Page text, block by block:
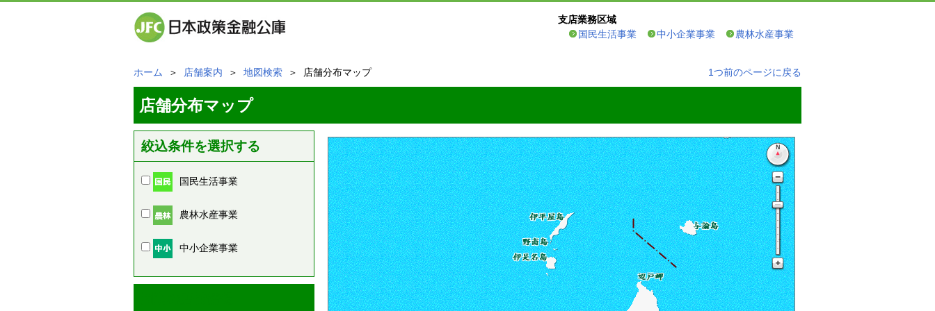
支店業務区域
国民生活事業
中小企業事業 農林水産事業
ホーム ＞ 店舗案内 ＞ 地図検索 ＞ 店舗分布マップ 1つ前のページに戻る
店舗分布マップ
絞込条件を選択する
国民生活事業
農林水産事業
中小企業事業